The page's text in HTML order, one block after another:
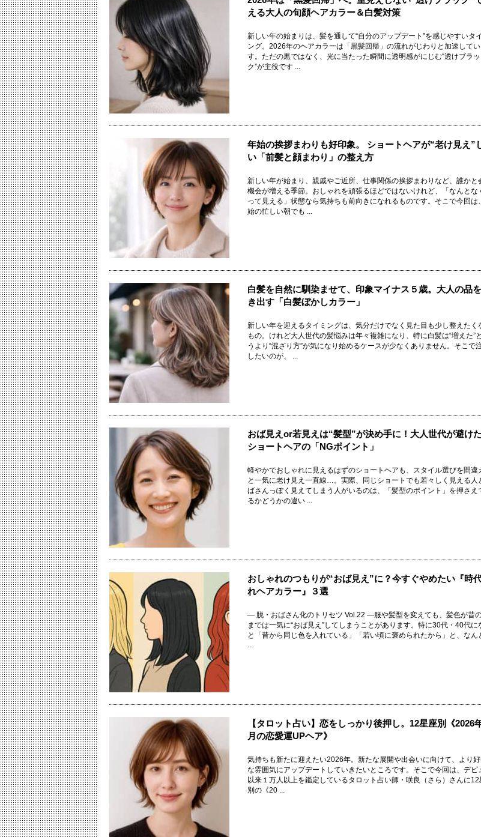
える大人の旬顔ヘアカラー＆白髪対策
新しい年の始まりは、髪を通して“自分のアップデート”を感じやすいタ
ング。2026年のヘアカラーは「黒髪回帰」の流れがじわりと加速してい
す。ただの黒ではなく、光に当たった瞬間に透明感がにじむ“透けブラッ
ク”が主役です ...
年始の挨拶まわりも好印象。 ショートヘアが“老け見え”
い「前髪と顔まわり」の整え方
新しい年が始まり、親戚やご近所、仕事関係の挨拶まわりなど、誰かと
機会が増える季節。おしゃれを頑張るほどではないけれど、「なんとな
って見える」状態なら気持ちも前向きになれるものです。そこで今回は
始の忙しい朝でも ...
白髪を自然に馴染ませて、印象マイナス５歳。大人の品を
き出す「白髪ぼかしカラー」
新しい年を迎えるタイミングは、気分だけでなく見た目も少し整えたく
もの。けれど大人世代の髪悩みは年々複雑になり、特に白髪は“増えた”
うより“混ざり方”が気になり始めるケースが少なくありません。そこで
したいのが、 ...
おば見えor若見えは“髪型”が決め手に！大人世代が避け
ショートヘアの「NGポイント」
軽やかでおしゃれに見えるはずのショートヘアも、スタイル選びを間違
と一気に老け見え一直線…。実際、同じショートでも若々しく見える人
ばさんっぽく見えてしまう人がいるのは、「髪型のポイント」を押さえ
るかどうかの違い ...
おしゃれのつもりが“おば見え”に？今すぐやめたい『時
れヘアカラー』３選
― 脱・おばさん化のトリセツ Vol.22 ―服や髪型を変えても、髪色が昔
までは一気に“おば見え”してしまうことがあります。特に30代・40代に
と「昔から同じ色を入れている」「若い頃に褒められたから」と、なん
...
【タロット占い】恋をしっかり後押し。12星座別《2026
月の恋愛運UPヘア》
気持ちも新たに迎えたい2026年。新たな展開や出会いに向けて、より
な雰囲気にアップデートしていきたいところです。そこで今回は、デビ
以来１万人以上を鑑定しているタロット占い師・咲良（さら）さんに12
別の《20 ...